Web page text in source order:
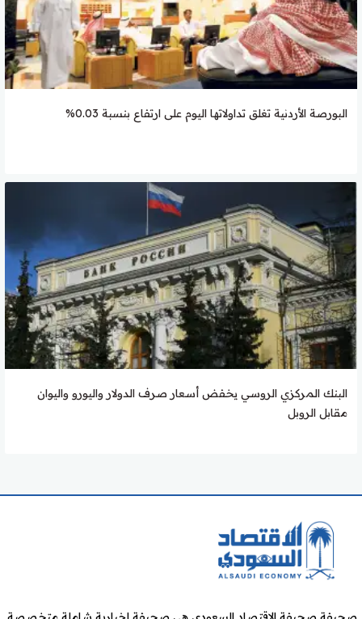
البورصة الأردنية تغلق تداولاتها اليوم على ارتفاع بنسبة 0.03%
البنك المركزي الروسي يخفض أسعار صرف الدولار واليورو واليوان
مقابل الروبل